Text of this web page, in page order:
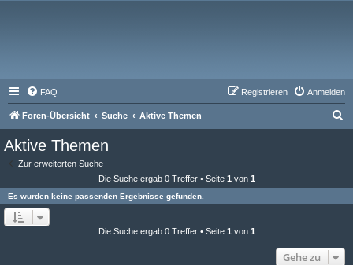
FAQ Anmelden
Registrieren
Foren-Übersicht Suche Aktive Themen
e
Aktive Themen
Zur erweiterten Suche
Die Suche ergab 0 Treffer • Seite 1 von 1
Es wurden keine passenden Ergebnisse gefunden.
Die Suche ergab 0 Treffer • Seite 1 von 1
Gehe zu